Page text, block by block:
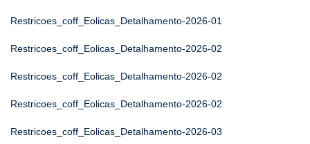
Restricoes_coff_Eolicas_Detalhamento-2026-01
Restricoes_coff_Eolicas_Detalhamento-2026-02
Restricoes_coff_Eolicas_Detalhamento-2026-02
Restricoes_coff_Eolicas_Detalhamento-2026-02
Restricoes_coff_Eolicas_Detalhamento-2026-03